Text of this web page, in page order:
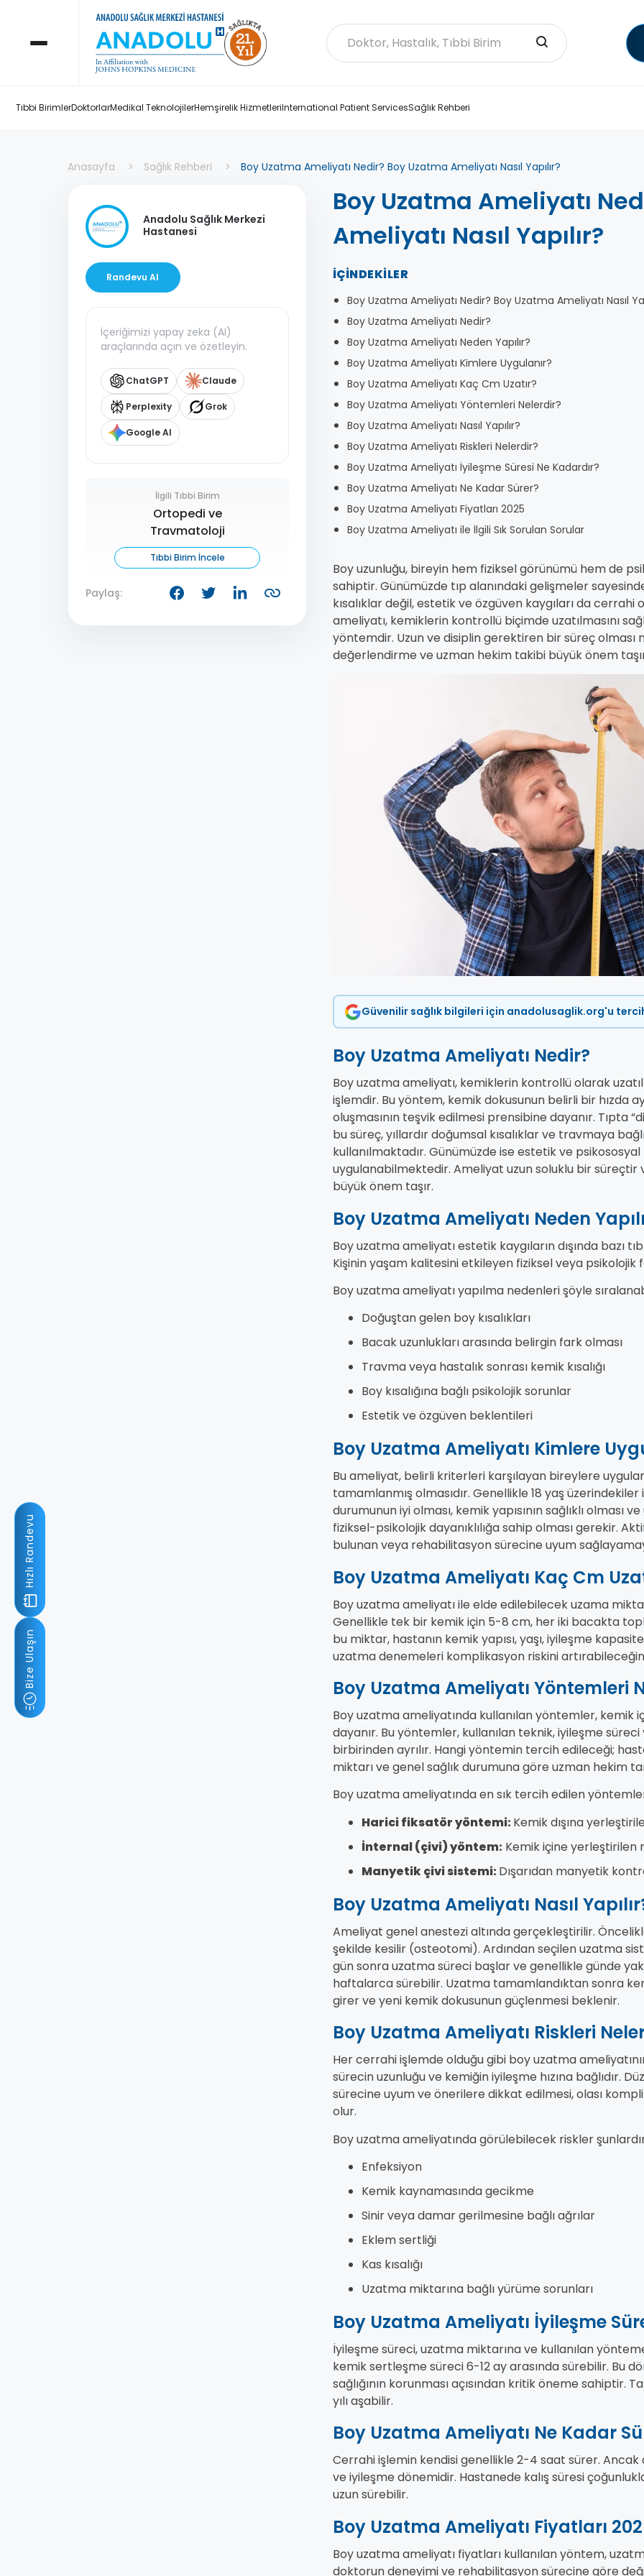
Tıbbi BirimlerDoktorlarMedikal TeknolojilerHemşirelik HizmetleriInternational Patient ServicesSağlık Rehberi
Anasayfa Sağlık Rehberi Boy Uzatma Ameliyatı Nedir? Boy Uzatma Ameliyatı Nasıl Yapılır?
Anadolu Sağlık Merkezi
Hastanesi
Randevu Al
İçeriğimizi yapay zeka (AI)
araçlarında açın ve özetleyin.
ChatGPT Claude
Perplexity Grok
Google AI
İlgili Tıbbi Birim
Ortopedi ve
Travmatoloji
Tıbbi Birim İncele
Paylaş:
Boy Uzatma Ameliyatı
Ameliyatı Nasıl Yapılır?
İÇINDEKILER
Boy Uzatma Ameliyatı Nedir? Boy Uzatma Ameliyatı Nasıl
Boy Uzatma Ameliyatı Nedir?
Boy Uzatma Ameliyatı Neden Yapılır?
Boy Uzatma Ameliyatı Kimlere Uygulanır?
Boy Uzatma Ameliyatı Kaç Cm Uzatır?
Boy Uzatma Ameliyatı Yöntemleri Nelerdir?
Boy Uzatma Ameliyatı Nasıl Yapılır?
Boy Uzatma Ameliyatı Riskleri Nelerdir?
Boy Uzatma Ameliyatı İyileşme Süresi Ne Kadardır?
Boy Uzatma Ameliyatı Ne Kadar Sürer?
Boy Uzatma Ameliyatı Fiyatları 2025
Boy Uzatma Ameliyatı ile İlgili Sık Sorulan Sorular
Boy uzunluğu, bireyin hem fiziksel görünümü hem de
sahiptir. Günümüzde tıp alanındaki gelişmeler
kısalıklar değil, estetik ve özgüven kaygıları da
ameliyatı, kemiklerin kontrollü biçimde uzatılmasını
yöntemdir. Uzun ve disiplin gerektiren bir süreç olması
değerlendirme ve uzman hekim takibi büyük önem
Güvenilir sağlık bilgileri için anadolusaglik.org'u
Boy Uzatma Ameliyatı Nedir?
Boy uzatma ameliyatı, kemiklerin kontrollü olarak
işlemdir. Bu yöntem, kemik dokusunun belirli bir hızda
oluşmasının teşvik edilmesi prensibine dayanır. Tıpta
bu süreç, yıllardır doğumsal kısalıklar ve travmaya
kullanılmaktadır. Günümüzde ise estetik ve
uygulanabilmektedir. Ameliyat uzun soluklu bir
büyük önem taşır.
Boy Uzatma Ameliyatı Neden
Boy uzatma ameliyatı estetik kaygıların dışında bazı
Kişinin yaşam kalitesini etkileyen fiziksel veya
Boy uzatma ameliyatı yapılma nedenleri şöyle
Doğuştan gelen boy kısalıkları
Bacak uzunlukları arasında belirgin fark olması
Travma veya hastalık sonrası kemik kısalığı
Boy kısalığına bağlı psikolojik sorunlar
Estetik ve özgüven beklentileri
Boy Uzatma Ameliyatı Kimlere
Bu ameliyat, belirli kriterleri karşılayan bireylere
tamamlanmış olmasıdır. Genellikle 18 yaş
durumunun iyi olması, kemik yapısının sağlıklı olması
fiziksel-psikolojik dayanıklılığa sahip olması gerekir.
bulunan veya rehabilitasyon sürecine uyum
Boy Uzatma Ameliyatı Kaç Cm
Boy uzatma ameliyatı ile elde edilebilecek uzama
Genellikle tek bir kemik için 5-8 cm, her iki bacakta
bu miktar, hastanın kemik yapısı, yaşı, iyileşme
uzatma denemeleri komplikasyon riskini
Boy Uzatma Ameliyatı Yöntemleri
Boy uzatma ameliyatında kullanılan yöntemler, kemik
dayanır. Bu yöntemler, kullanılan teknik, iyileşme süreci
birbirinden ayrılır. Hangi yöntemin tercih edileceği;
miktarı ve genel sağlık durumuna göre uzman hekim
Boy uzatma ameliyatında en sık tercih edilen
Harici fiksatör yöntemi:Kemik dışına
İnternal (çivi) yöntem: Kemik içine yerleştirilen
Manyetik çivi sistemi:Dışarıdan manyetik
Boy Uzatma Ameliyatı Nasıl
Ameliyat genel anestezi altında gerçekleştirilir.
şekilde kesilir (osteotomi). Ardından seçilen uzatma
gün sonra uzatma süreci başlar ve genellikle günde
haftalarca sürebilir. Uzatma tamamlandıktan sonra
girer ve yeni kemik dokusunun güçlenmesi beklenir.
Boy Uzatma Ameliyatı Riskleri
Her cerrahi işlemde olduğu gibi boy uzatma
sürecin uzunluğu ve kemiğin iyileşme hızına bağlıdır.
sürecine uyum ve önerilere dikkat edilmesi, olası
olur.
Boy uzatma ameliyatında görülebilecek riskler
Enfeksiyon
Kemik kaynamasında gecikme
Sinir veya damar gerilmesine bağlı ağrılar
Eklem sertliği
Kas kısalığı
Uzatma miktarına bağlı yürüme sorunları
Boy Uzatma Ameliyatı İyileşme
İyileşme süreci, uzatma miktarına ve kullanılan
kemik sertleşme süreci 6-12 ay arasında sürebilir. Bu
sağlığının korunması açısından kritik öneme sahiptir.
yılı aşabilir.
Boy Uzatma Ameliyatı Ne Kadar
Cerrahi işlemin kendisi genellikle 2-4 saat sürer. Ancak
ve iyileşme dönemidir. Hastanede kalış süresi
uzun sürebilir.
Boy Uzatma Ameliyatı Fiyatları
Boy uzatma ameliyatı fiyatları kullanılan yöntem,
doktorun deneyimi ve rehabilitasyon sürecine göre
Hızlı Randevu
Bize Ulaşın